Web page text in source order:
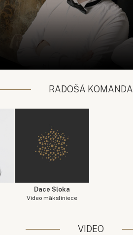
RADOŠĀ KOMANDA
Dace Sloka
Video māksliniece
VIDEO